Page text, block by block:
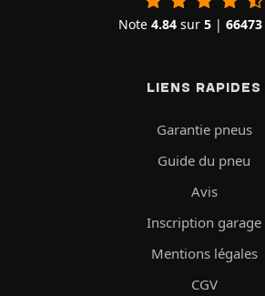
Note 4.84 sur 5 | 66473
LIENS RAPIDES
Garantie pneus
Guide du pneu
Avis
Inscription garage
Mentions légales
CGV